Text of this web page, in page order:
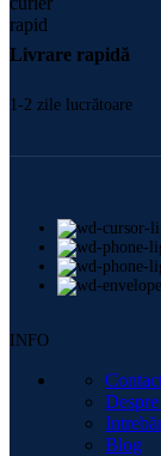
Livrare rapidă
1-2 zile lucrătoare
INFO
Blog